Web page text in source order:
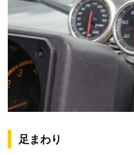
足まわり